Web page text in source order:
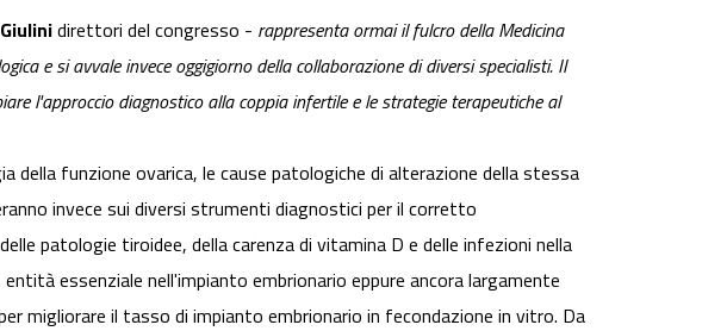
direttori del congresso - rappresenta ormai il fulcro della Medicina
e si avvale invece oggigiorno della collaborazione di diversi specialisti. Il
l'approccio diagnostico alla coppia infertile e le strategie terapeutiche al
della funzione ovarica, le cause patologiche di alterazione della stessa
invece sui diversi strumenti diagnostici per il corretto
patologie tiroidee, della carenza di vitamina D e delle infezioni nella
essenziale nell'impianto embrionario eppure ancora largamente
migliorare il tasso di impianto embrionario in fecondazione in vitro. Da